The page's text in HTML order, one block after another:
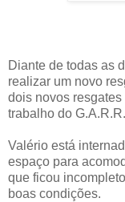
Diante de todas as
realizar um novo
dois novos
trabalho do
Valério está
espaço para
que ficou
boas condições.